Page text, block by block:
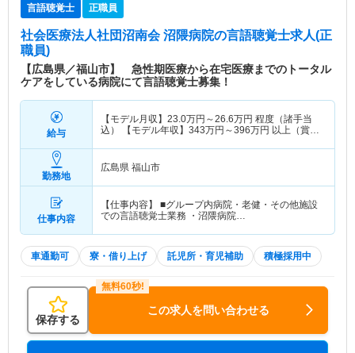
言語聴覚士 正職員
社会医療法人社団沼南会 沼隈病院の言語聴覚士求人(正
職員)
【広島県／福山市】 急性期医療から在宅医療までのトータル
ケアをしている病院にて言語聴覚士募集！
給与
【モデル月収】 23.0万円～26.6万円 程度（諸手当
込） 【モデル年収】 343万円～396万円 以上（賞与
勤務地
広島県 福山市
仕事内容
【仕事内容】 ■グループ内病院・老健・その他施設
での言語聴覚士業務 ・沼隈病院…
車通勤可 寮・借り上げ 託児所・育児補助 積極採用中
保存する
この求人を問い合わせる